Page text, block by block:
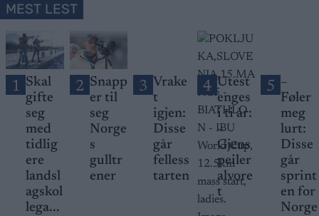
MEST LEST
1 Skal
gifte
seg
med
tidlig
ere
landsl
agskol
lega...
2 Snapp
er til
seg
Norge
s
gulltr
ener
3 Vrake
t
igjen:
Disse
går
felless
tarten
4 Utest
enges
i ti år:
–
Gjens
peiler
alvore
t
5 –
Føler
meg
lurt:
Disse
går
sprint
en for
Norge